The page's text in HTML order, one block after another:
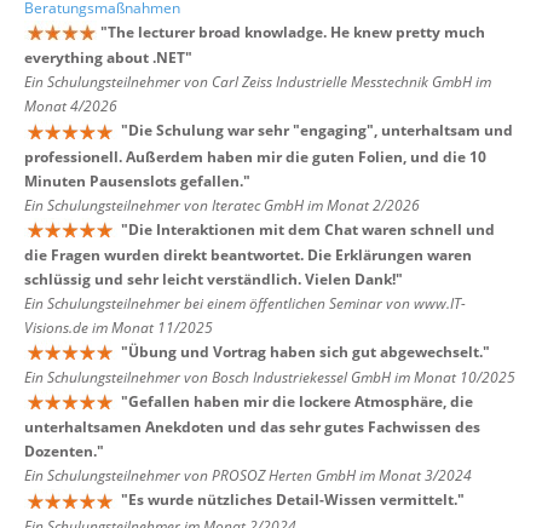
Beratungsmaßnahmen
"The lecturer broad knowladge. He knew pretty much
everything about .NET"
Ein Schulungsteilnehmer von Carl Zeiss Industrielle Messtechnik GmbH im
Monat 4/2026
"Die Schulung war sehr "engaging", unterhaltsam und
professionell. Außerdem haben mir die guten Folien, und die 10
Minuten Pausenslots gefallen."
Ein Schulungsteilnehmer von Iteratec GmbH im Monat 2/2026
"Die Interaktionen mit dem Chat waren schnell und
die Fragen wurden direkt beantwortet. Die Erklärungen waren
schlüssig und sehr leicht verständlich. Vielen Dank!"
Ein Schulungsteilnehmer bei einem öffentlichen Seminar von www.IT-
Visions.de im Monat 11/2025
"Übung und Vortrag haben sich gut abgewechselt."
Ein Schulungsteilnehmer von Bosch Industriekessel GmbH im Monat 10/2025
"Gefallen haben mir die lockere Atmosphäre, die
unterhaltsamen Anekdoten und das sehr gutes Fachwissen des
Dozenten."
Ein Schulungsteilnehmer von PROSOZ Herten GmbH im Monat 3/2024
"Es wurde nützliches Detail-Wissen vermittelt."